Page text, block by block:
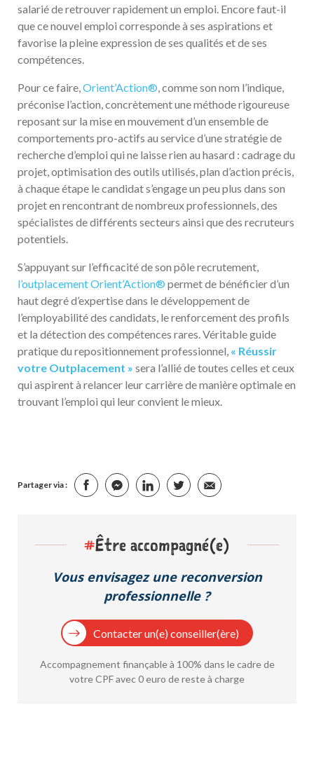
salarié de retrouver rapidement un emploi. Encore faut-il
que ce nouvel emploi corresponde à ses aspirations et
favorise la pleine expression de ses qualités et de ses
compétences.
Pour ce faire,Orient’Action®, comme son nom l’indique,
préconise l’action, concrètement une méthode rigoureuse
reposant sur la mise en mouvement d’un ensemble de
comportements pro-actifs au service d’une stratégie de
recherche d’emploi qui ne laisse rien au hasard : cadrage du
projet, optimisation des outils utilisés, plan d’action précis,
à chaque étape le candidat s’engage un peu plus dans son
projet en rencontrant de nombreux professionnels, des
spécialistes de différents secteurs ainsi que des recruteurs
potentiels.
S’appuyant sur l’efficacité de son pôle recrutement,
l’outplacement Orient’Action® permet de bénéficier d’un
haut degré d’expertise dans le développement de
l’employabilité des candidats, le renforcement des profils
et la détection des compétences rares. Véritable guide
pratique du repositionnement professionnel, « Réussir
votre Outplacement » sera l’allié de toutes celles et ceux
qui aspirent à relancer leur carrière de manière optimale en
trouvant l’emploi qui leur convient le mieux.
Partager via :
#Être accompagné(e)
Vous envisagez une reconversion
professionnelle ?
Contacter un(e) conseiller(ère)
Accompagnement finançable à 100% dans le cadre de
votre CPF avec 0 euro de reste à charge